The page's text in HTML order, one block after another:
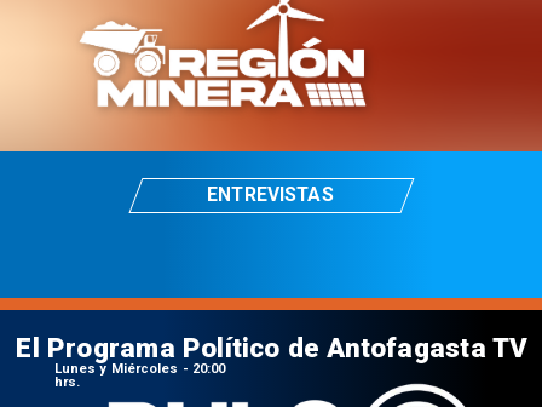
ENTREVISTAS
El Programa Político de Antofagasta TV
Lunes y Miércoles - 20:00
hrs.